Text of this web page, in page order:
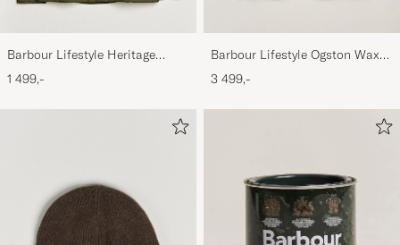
Barbour Lifestyle Heritage
Liddesdale Jacket Olive
1 499,-
Barbour Lifestyle Ogston Waxed
Jacket Olive
3 499,-